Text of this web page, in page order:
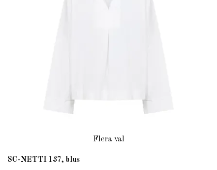
Flera val
SC-NETTI 137, blus